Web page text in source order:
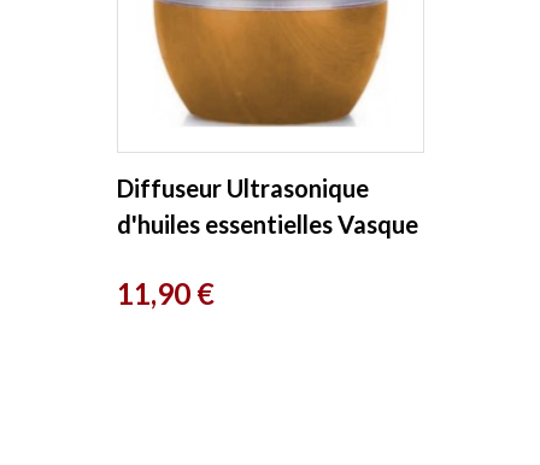
Diffuseur Ultrasonique
d'huiles essentielles Vasque
Prix
11,90 €